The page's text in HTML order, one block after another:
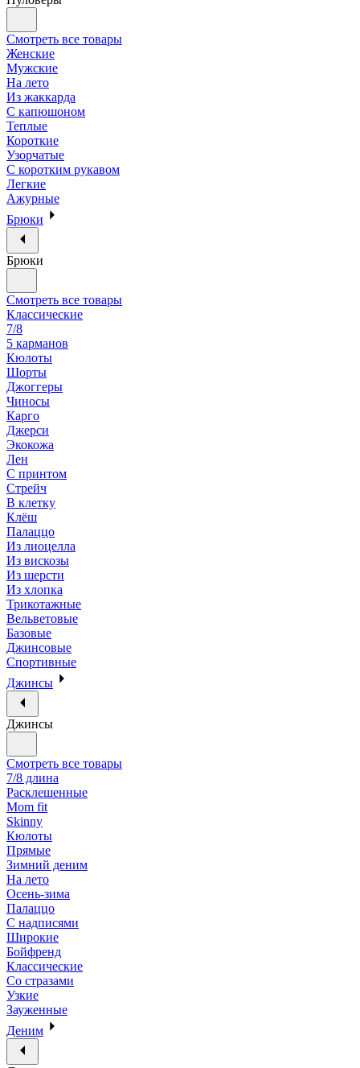
Смотреть все товары
Женские
Мужские
На лето
Из жаккарда
С капюшоном
Теплые
Короткие
Узорчатые
С коротким рукавом
Легкие
Ажурные
Брюки
Брюки
Смотреть все товары
Классические
7/8
5 карманов
Кюлоты
Шорты
Джоггеры
Чиносы
Карго
Джерси
Экокожа
Лен
С принтом
Стрейч
В клетку
Клёш
Палаццо
Из лиоцелла
Из вискозы
Из шерсти
Из хлопка
Трикотажные
Вельветовые
Базовые
Джинсовые
Спортивные
Джинсы
Джинсы
Смотреть все товары
7/8 длина
Расклешенные
Mom fit
Skinny
Кюлоты
Прямые
Зимний деним
На лето
Осень-зима
Палаццо
С надписями
Широкие
Бойфренд
Классические
Со стразами
Узкие
Зауженные
Деним